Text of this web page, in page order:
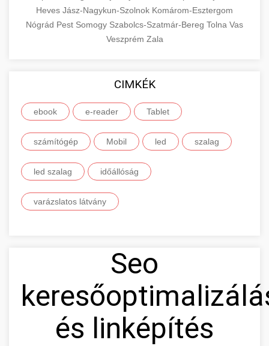
Heves Jász-Nagykun-Szolnok Komárom-Esztergom
Nógrád Pest Somogy Szabolcs-Szatmár-Bereg Tolna Vas
Veszprém Zala
CIMKÉK
ebook e-reader Tablet
számítógép Mobil led szalag
led szalag időállóság
varázslatos látvány
Seo
és linképítés